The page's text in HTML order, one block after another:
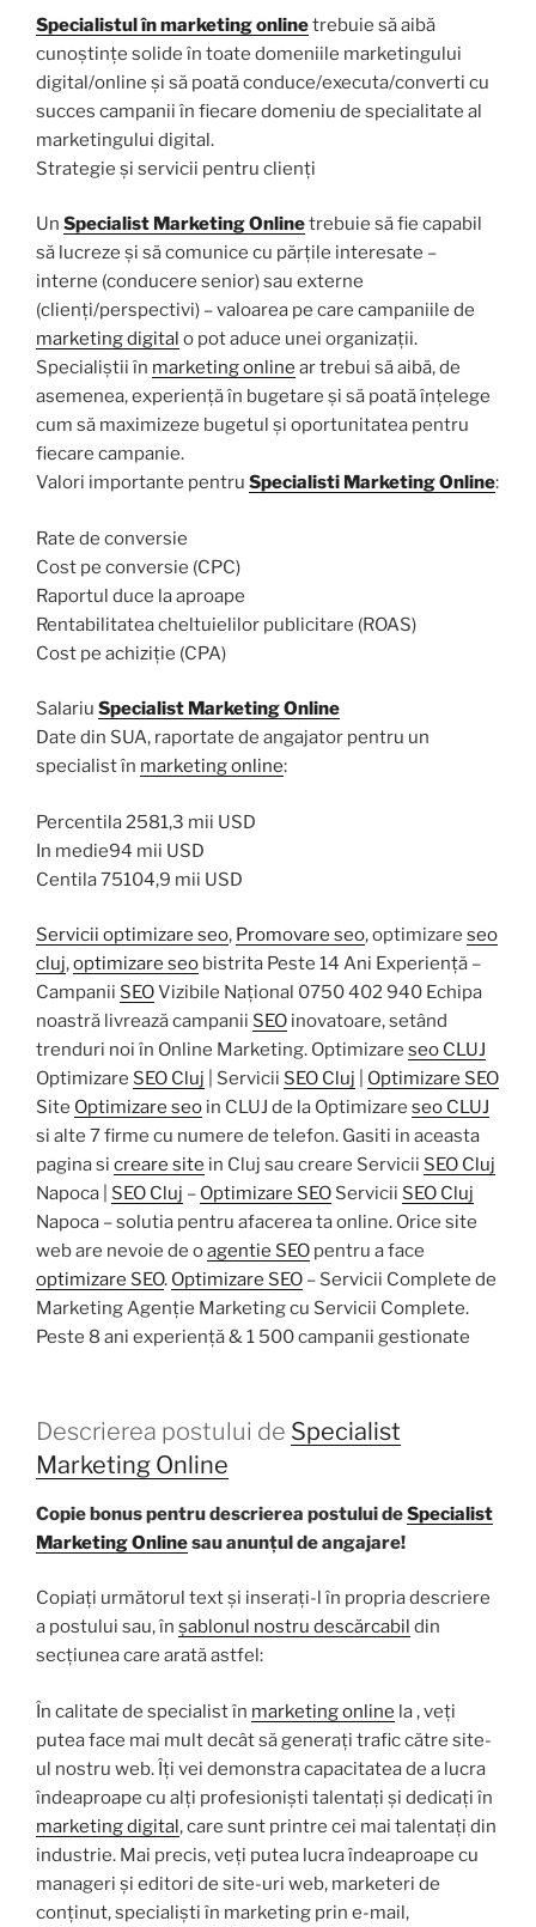
Specialistul în marketing onlinetrebuie să aibă
cunoștințe solide în toate domeniile marketingului
digital/online și să poată conduce/executa/converti cu
succes campanii în fiecare domeniu de specialitate al
marketingului digital.
Strategie și servicii pentru clienți
Un Specialist Marketing Onlinetrebuie să fie capabil
să lucreze și să comunice cu părțile interesate –
interne (conducere senior) sau externe
(clienți/perspectivi) – valoarea pe care campaniile de
marketing digital o pot aduce unei organizații.
Specialiștii în marketing online ar trebui să aibă, de
asemenea, experiență în bugetare și să poată înțelege
cum să maximizeze bugetul și oportunitatea pentru
fiecare campanie.
Valori importante pentru Specialisti Marketing Online:
Rate de conversie
Cost pe conversie (CPC)
Raportul duce la aproape
Rentabilitatea cheltuielilor publicitare (ROAS)
Cost pe achiziție (CPA)
Salariu Specialist Marketing Online
Date din SUA, raportate de angajator pentru un
specialist în marketing online:
Percentila 2581,3 mii USD
In medie94 mii USD
Centila 75104,9 mii USD
Servicii optimizare seo, Promovare seo, optimizare seo
cluj,optimizare seo bistrita Peste 14 Ani Experiență –
Campanii SEOVizibile Național 0750 402 940 Echipa
noastră livrează campanii SEO inovatoare, setând
trenduri noi în Online Marketing. Optimizare seo CLUJ
Optimizare SEO Cluj | Servicii SEO Cluj
Optimizare SEO
Site Optimizare seo in CLUJ de la Optimizare seo CLUJ
si alte 7 firme cu numere de telefon. Gasiti in aceasta
pagina si creare site in Cluj sau creare Servicii SEO Cluj
Napoca | SEO Cluj – Optimizare SEO Servicii SEO Cluj
Napoca – solutia pentru afacerea ta online. Orice site
web are nevoie de oagentie SEO pentru a face
optimizare SEO. Optimizare SEO – Servicii Complete de
Marketing Agenție Marketing cu Servicii Complete.
Peste 8 ani experiență & 1 500 campanii gestionate
Descrierea postului de Specialist
Marketing Online
Copie bonus pentru descrierea postului deSpecialist
Marketing Onlinesau anunțul de angajare!
Copiați următorul text și inserați-l în propria descriere
a postului sau, în șablonul nostru descărcabil din
secțiunea care arată astfel:
În calitate de specialist în marketing online la , veți
putea face mai mult decât să generați trafic către site-
ul nostru web. Îți vei demonstra capacitatea de a lucra
îndeaproape cu alți profesioniști talentați și dedicați în
marketing digital, care sunt printre cei mai talentați din
industrie. Mai precis, veți putea lucra îndeaproape cu
manageri și editori de site-uri web, marketeri de
conținut, specialiști în marketing prin e-mail,